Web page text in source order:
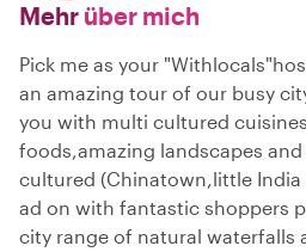
Mehr über mich
Pick me as your
an amazing tour of our busy
you with multi cultured
foods,amazing landscapes
cultured (Chinatown,little
ad on with fantastic shoppers
city range of natural waterfalls